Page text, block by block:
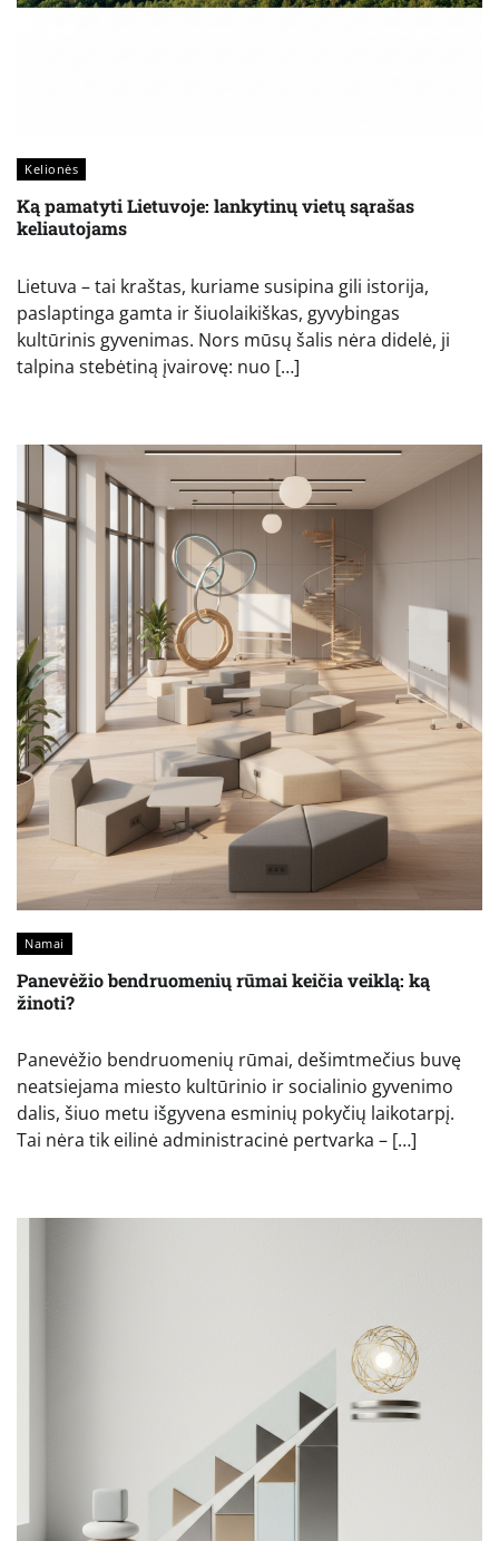
Kelionės
Ką pamatyti Lietuvoje: lankytinų vietų sąrašas
keliautojams
Lietuva – tai kraštas, kuriame susipina gili istorija,
paslaptinga gamta ir šiuolaikiškas, gyvybingas
kultūrinis gyvenimas. Nors mūsų šalis nėra didelė, ji
talpina stebėtiną įvairovę: nuo […]
Namai
Panevėžio bendruomenių rūmai keičia veiklą: ką
žinoti?
Panevėžio bendruomenių rūmai, dešimtmečius buvę
neatsiejama miesto kultūrinio ir socialinio gyvenimo
dalis, šiuo metu išgyvena esminių pokyčių laikotarpį.
Tai nėra tik eilinė administracinė pertvarka – […]